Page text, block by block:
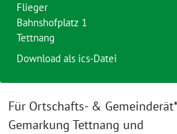
Für Ortschafts- &
Gemarkung Tettnang und
Flieger
Bahnshofplatz 1
Tettnang
Download als ics-Datei